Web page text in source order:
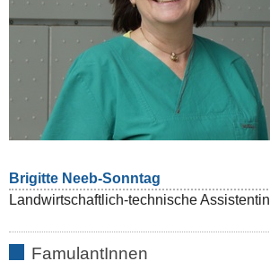
Brigitte Neeb-Sonntag
Landwirtschaftlich-technische Assistentin
FamulantInnen